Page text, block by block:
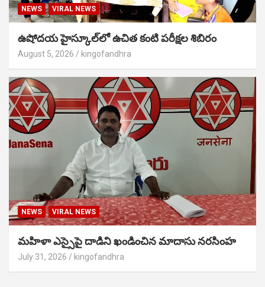
NEWS VIRAL NEWS
ఉషోదయ హైస్కూల్‌లో ఉచిత కంటి పరీక్షల శిబిరం
August 5, 2026 kingofandhra
NEWS VIRAL NEWS
మహిళా ఎస్సైపై దాడిని ఖండించిన మాదాసు నరసింహ
July 31, 2026 kingofandhra